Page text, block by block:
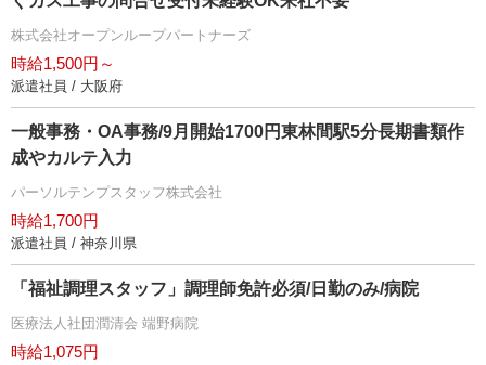
株式会社オープンループパートナーズ
時給1,500円～
派遣社員 / 大阪府
一般事務・OA事務/9月開始1700円東林間駅5分長期書類作
成やカルテ入力
パーソルテンプスタッフ株式会社
時給1,700円
派遣社員 / 神奈川県
「福祉調理スタッフ」調理師免許必須/日勤のみ/病院
医療法人社団潤清会 端野病院
時給1,075円